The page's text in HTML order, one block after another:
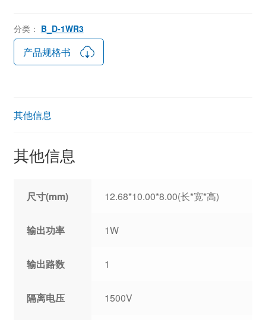
分类： B_D-1WR3
产品规格书
其他信息
其他信息
尺寸(mm) 12.68*10.00*8.00(长*宽*高)
输出功率 1W
输出路数 1
隔离电压 1500V